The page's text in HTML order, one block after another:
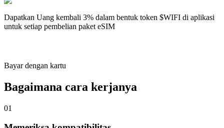
Dapatkan Uang kembali 3% dalam bentuk token $WIFI di aplikasi
untuk setiap pembelian paket eSIM
Bayar dengan kartu
Bagaimana cara kerjanya
01